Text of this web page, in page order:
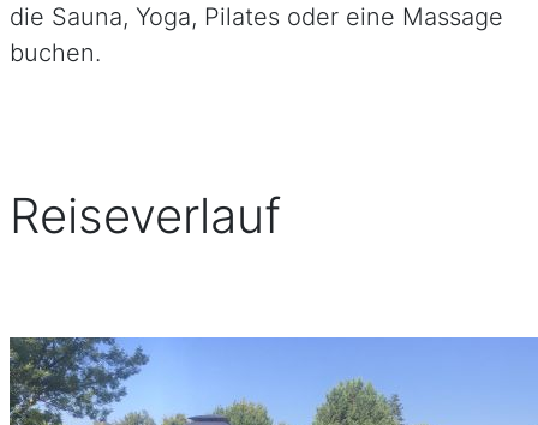
die Sauna, Yoga, Pilates oder eine Massage
buchen.
Reiseverlauf